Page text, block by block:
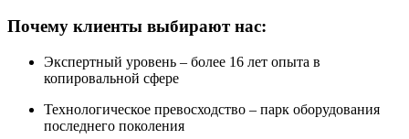
Почему клиенты выбирают нас:
Экспертный уровень – более 16 лет опыта в
копировальной сфере
Технологическое превосходство – парк оборудования
последнего поколения